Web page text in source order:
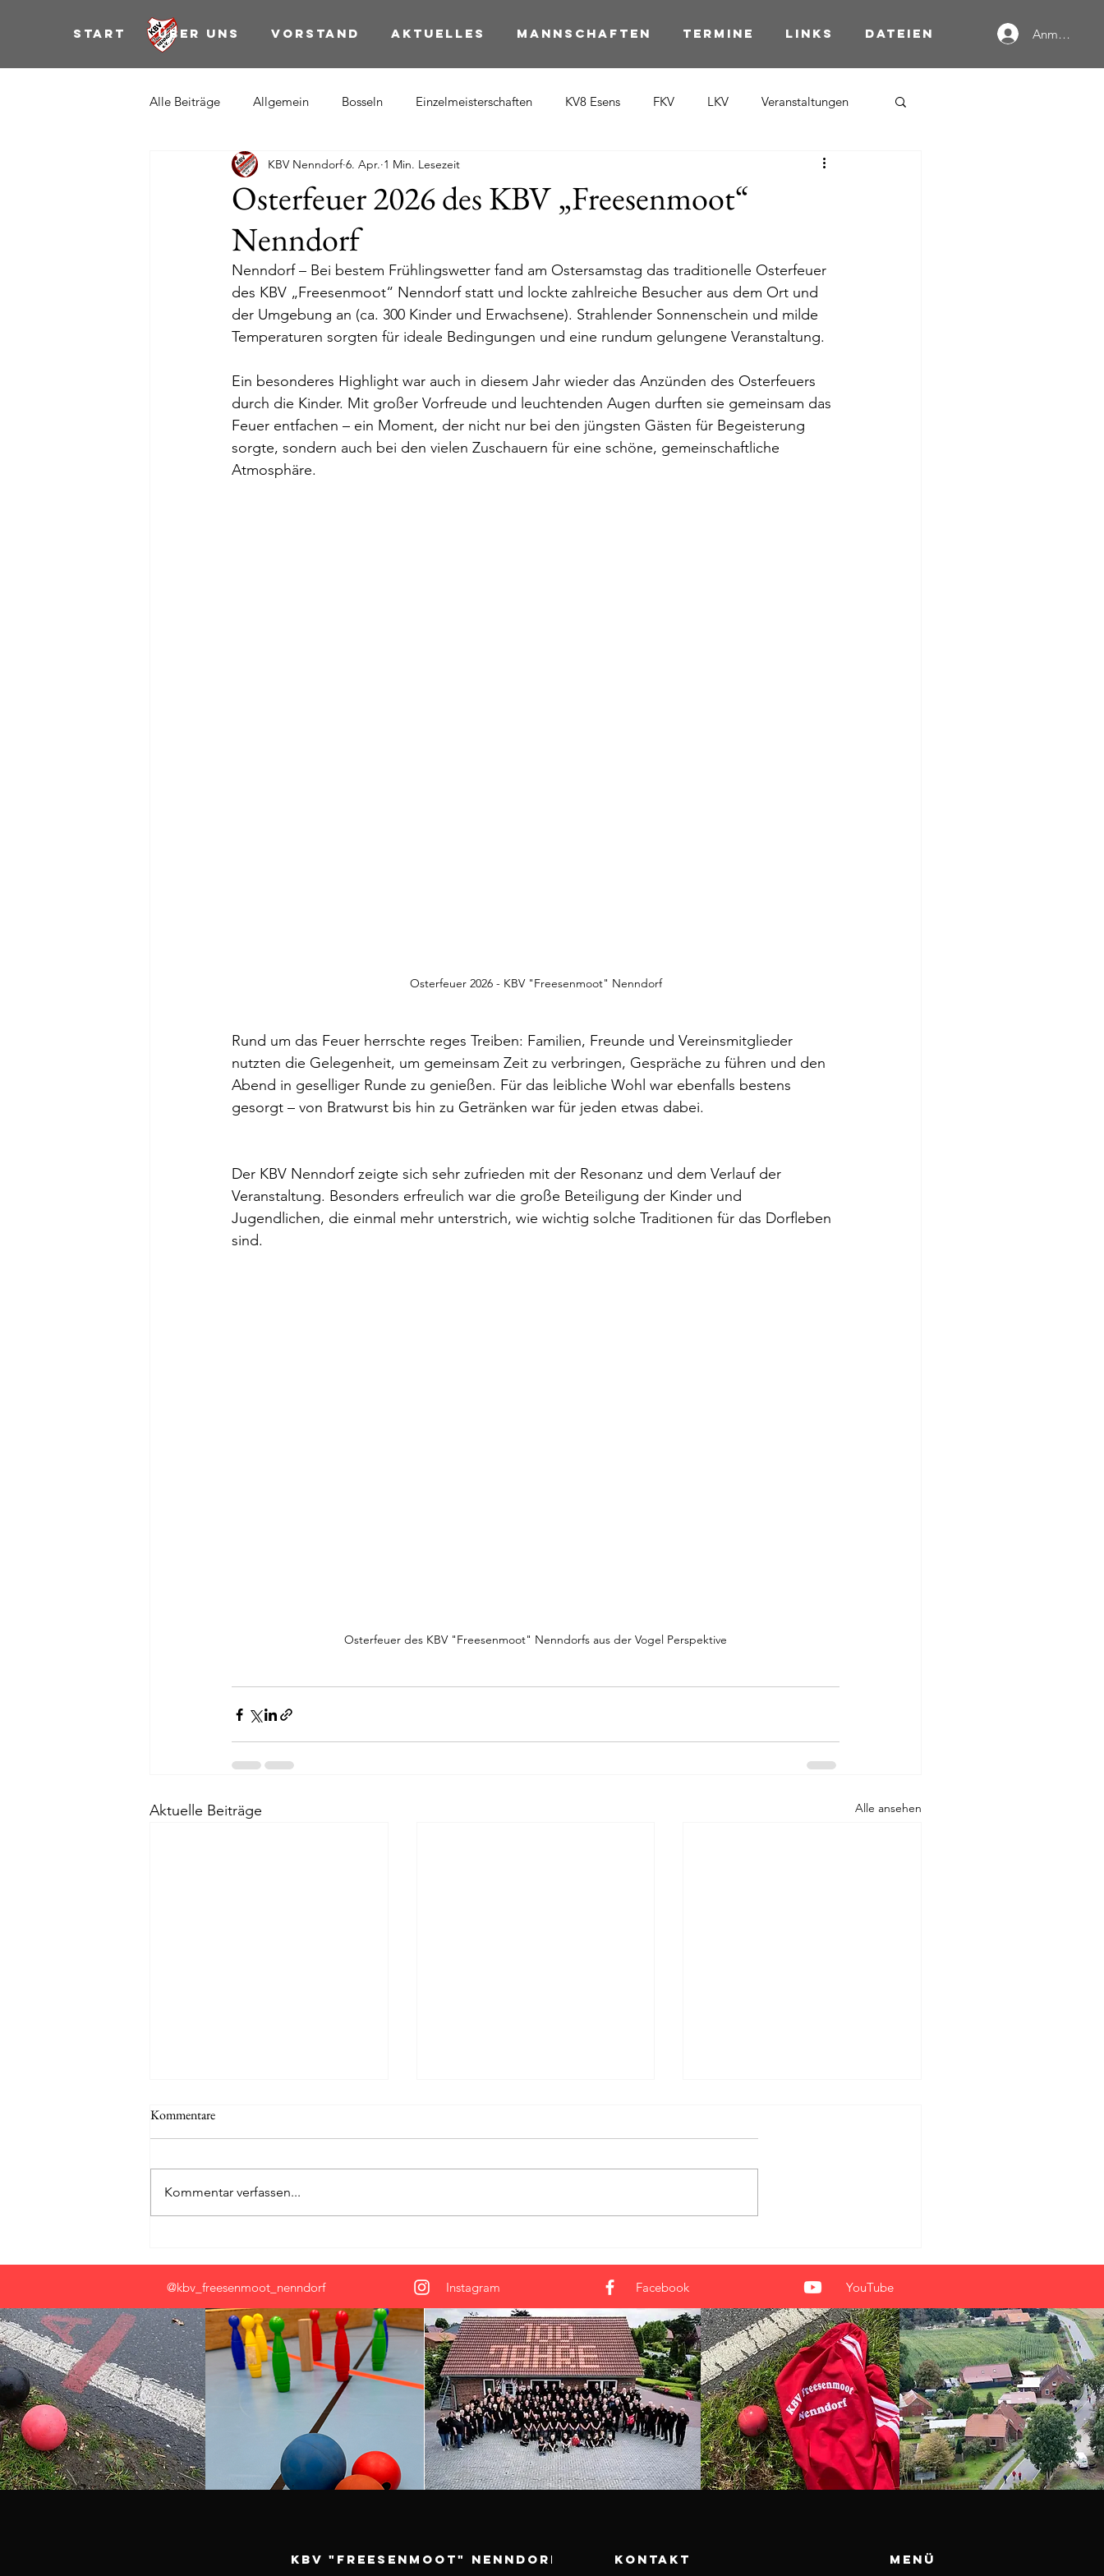
Start Über uns Vorstand Aktuelles Mannschaften Termine Links Dateien Anmelden
Alle Beiträge Allgemein Bosseln Einzelmeisterschaften KV8 Esens FKV LKV Veranstaltungen
Osterfeuer 2026 des KBV „Freesenmoot“
Nenndorf
KBV Nenndorf 6. Apr. 1 Min. Lesezeit
Nenndorf – Bei bestem Frühlingswetter fand am Ostersamstag das traditionelle Osterfeuer
des KBV „Freesenmoot“ Nenndorf statt und lockte zahlreiche Besucher aus dem Ort und
der Umgebung an (ca. 300 Kinder und Erwachsene). Strahlender Sonnenschein und milde
Temperaturen sorgten für ideale Bedingungen und eine rundum gelungene Veranstaltung.
Ein besonderes Highlight war auch in diesem Jahr wieder das Anzünden des Osterfeuers
durch die Kinder. Mit großer Vorfreude und leuchtenden Augen durften sie gemeinsam das
Feuer entfachen – ein Moment, der nicht nur bei den jüngsten Gästen für Begeisterung
sorgte, sondern auch bei den vielen Zuschauern für eine schöne, gemeinschaftliche
Atmosphäre.
Osterfeuer 2026 - KBV "Freesenmoot" Nenndorf
Rund um das Feuer herrschte reges Treiben: Familien, Freunde und Vereinsmitglieder
nutzten die Gelegenheit, um gemeinsam Zeit zu verbringen, Gespräche zu führen und den
Abend in geselliger Runde zu genießen. Für das leibliche Wohl war ebenfalls bestens
gesorgt – von Bratwurst bis hin zu Getränken war für jeden etwas dabei.
Der KBV Nenndorf zeigte sich sehr zufrieden mit der Resonanz und dem Verlauf der
Veranstaltung. Besonders erfreulich war die große Beteiligung der Kinder und
Jugendlichen, die einmal mehr unterstrich, wie wichtig solche Traditionen für das Dorfleben
sind.
Osterfeuer des KBV "Freesenmoot" Nenndorfs aus der Vogel Perspektive
Aktuelle Beiträge Alle ansehen
Sport, Spaß und beste Stimmung
bis in die Nacht
102 Teams sorgen für
hochklassigen Friesensport in
Nenndorf
Teams kämpfen um den Sieg
Kommentare
Kommentar verfassen...
@kbv_freesenmoot_nenndorf Instagram Facebook YouTube
KBV "Freesenmoot" Nenndorf KONTAKT Menü